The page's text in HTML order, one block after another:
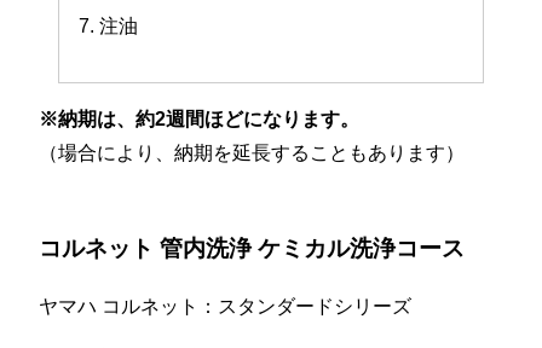
7. 注油
※納期は、約2週間ほどになります。
（場合により、納期を延長することもあります）
コルネット 管内洗浄 ケミカル洗浄コース
ヤマハ コルネット：スタンダードシリーズ